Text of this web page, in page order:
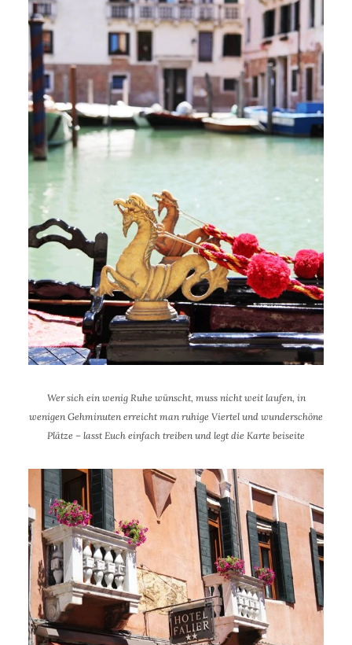
Wer sich ein wenig Ruhe wünscht, muss nicht weit laufen, in
wenigen Gehminuten erreicht man ruhige Viertel und wunderschöne
Plätze – lasst Euch einfach treiben und legt die Karte beiseite